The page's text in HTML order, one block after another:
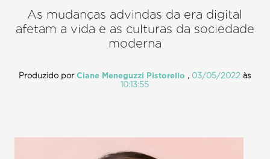
As mudanças advindas da era digital
afetam a vida e as culturas da sociedade
moderna
Produzido porCiane Meneguzzi Pistorello , 03/05/2022 às
10:13:55